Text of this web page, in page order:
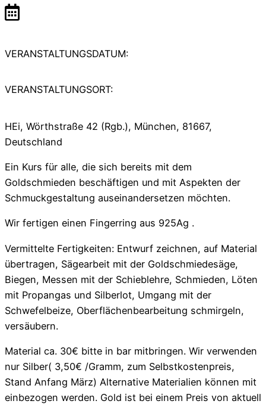
VERANSTALTUNGSDATUM:
VERANSTALTUNGSORT:
HEi, Wörthstraße 42 (Rgb.), München, 81667,
Deutschland
Ein Kurs für alle, die sich bereits mit dem
Goldschmieden beschäftigen und mit Aspekten der
Schmuckgestaltung auseinandersetzen möchten.
Wir fertigen einen Fingerring aus 925Ag .
Vermittelte Fertigkeiten: Entwurf zeichnen, auf Material
übertragen, Sägearbeit mit der Goldschmiedesäge,
Biegen, Messen mit der Schieblehre, Schmieden, Löten
mit Propangas und Silberlot, Umgang mit der
Schwefelbeize, Oberflächenbearbeitung schmirgeln,
versäubern.
Material ca. 30€ bitte in bar mitbringen. Wir verwenden
nur Silber( 3,50€ /Gramm, zum Selbstkostenpreis,
Stand Anfang März) Alternative Materialien können mit
einbezogen werden. Gold ist bei einem Preis von aktuell